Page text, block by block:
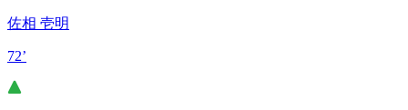
佐相 壱明
72’